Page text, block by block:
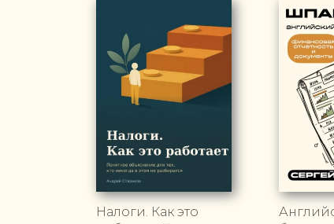
Налоги. Как это